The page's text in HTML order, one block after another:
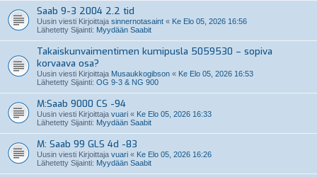
Saab 9-3 2004 2.2 tid
Uusin viesti Kirjoittaja sinnernotasaint « Ke Elo 05, 2026 16:56
Lähetetty Sijainti: Myydään Saabit
Takaiskunvaimentimen kumipusla 5059530 – sopiva
korvaava osa?
Uusin viesti Kirjoittaja Musaukkogibson « Ke Elo 05, 2026 16:53
Lähetetty Sijainti: OG 9-3 & NG 900
M:Saab 9000 CS -94
Uusin viesti Kirjoittaja vuari « Ke Elo 05, 2026 16:33
Lähetetty Sijainti: Myydään Saabit
M: Saab 99 GLS 4d -83
Uusin viesti Kirjoittaja vuari « Ke Elo 05, 2026 16:26
Lähetetty Sijainti: Myydään Saabit